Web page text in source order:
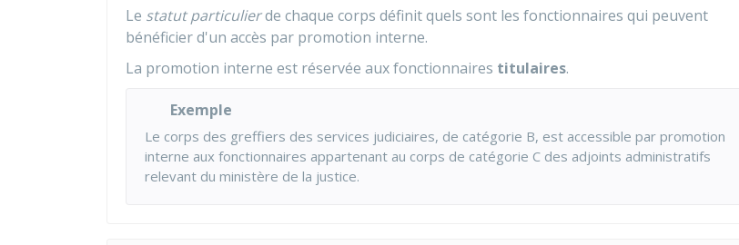
Le statut particulierde chaque corps définit quels sont les fonctionnaires qui peuvent
bénéficier d'un accès par promotion interne.
La promotion interne est réservée aux fonctionnaires titulaires.
Exemple
Le corps des greffiers des services judiciaires, de catégorie B, est accessible par promotion
interne aux fonctionnaires appartenant au corps de catégorie C des adjoints administratifs
relevant du ministère de la justice.